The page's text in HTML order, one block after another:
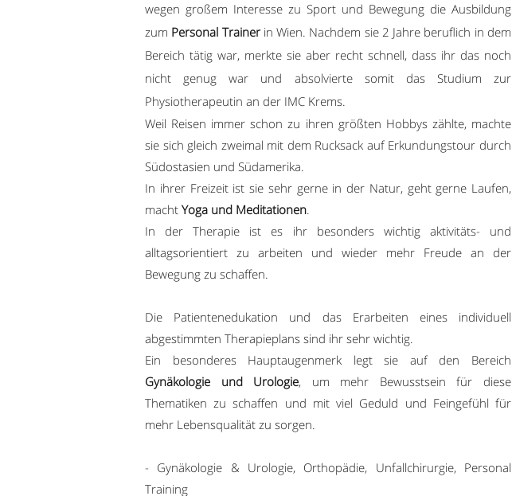
wegen großem Interesse zu Sport und Bewegung die Ausbildung
zum Personal Trainerin Wien. Nachdem sie 2 Jahre beruflich in dem
Bereich tätig war, merkte sie aber recht schnell, dass ihr das noch
nicht genug war und absolvierte somit das Studium zur
Physiotherapeutin an der IMC Krems.
Weil Reisen immer schon zu ihren größten Hobbys zählte, machte
sie sich gleich zweimal mit dem Rucksack auf Erkundungstour durch
Südostasien und Südamerika.
In ihrer Freizeit ist sie sehr gerne in der Natur, geht gerne Laufen,
macht Yoga und Meditationen.
In der Therapie ist es ihr besonders wichtig aktivitäts- und
alltagsorientiert zu arbeiten und wieder mehr Freude an der
Bewegung zu schaffen.
Die Patientenedukation und das Erarbeiten eines individuell
abgestimmten Therapieplans sind ihr sehr wichtig.
Ein besonderes Hauptaugenmerk legt sie auf den Bereich
Gynäkologie und Urologie, um mehr Bewusstsein für diese
Thematiken zu schaffen und mit viel Geduld und Feingefühl für
mehr Lebensqualität zu sorgen.
- Gynäkologie & Urologie, Orthopädie, Unfallchirurgie, Personal
Training